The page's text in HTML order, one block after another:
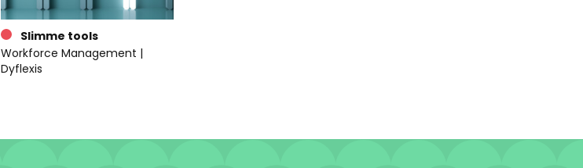
Slimme tools
Workforce Management |
Dyflexis